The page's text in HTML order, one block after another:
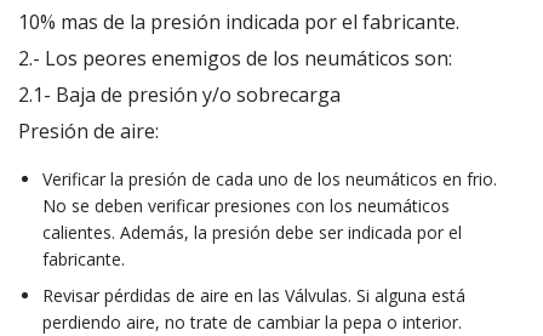
10% mas de la presión indicada por el fabricante.
2.- Los peores enemigos de los neumáticos son:
2.1- Baja de presión y/o sobrecarga
Presión de aire:
Verificar la presión de cada uno de los neumáticos en frio.
No se deben verificar presiones con los neumáticos
calientes. Además, la presión debe ser indicada por el
fabricante.
Revisar pérdidas de aire en las Válvulas. Si alguna está
perdiendo aire, no trate de cambiar la pepa o interior.